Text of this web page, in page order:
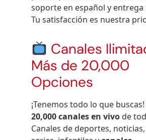
soporte en español y entrega
Tu satisfacción es nuestra
Canales
Más de 20,000
Opciones
¡Tenemos todo lo que
20,000 canales en vivo de
Canales de deportes,